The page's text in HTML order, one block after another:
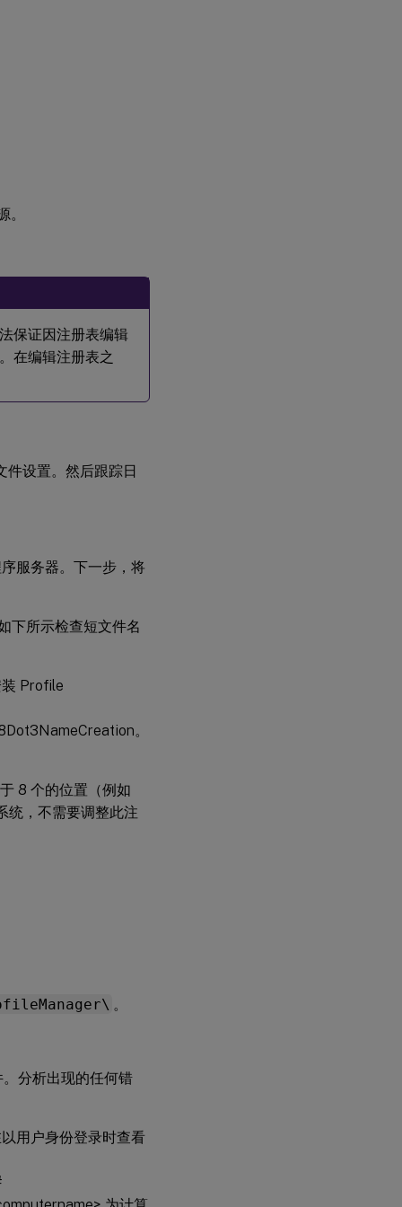
保证因注册表编辑
在编辑注册表之
件设置。然后跟踪日
服务器。下一步，将
下所示检查短文件名
装 Profile
。
8 个的位置（例如
统，不需要调整此注
。
分析出现的任何错
用户身份登录时查看